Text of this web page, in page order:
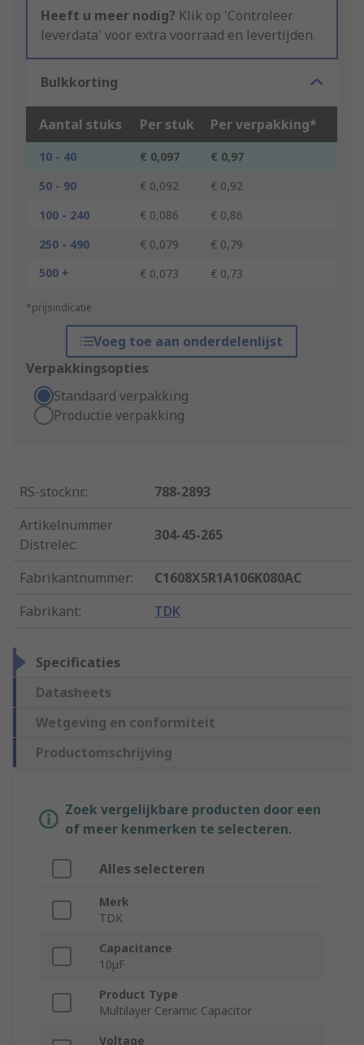
Heeft u meer nodig? Klik op 'Controleer
leverdata' voor extra voorraad en levertijden.
Bulkkorting
Aantal stuks Per stuk Per verpakking*
10 - 40 € 0,097
€ 0,97
50 - 90
€ 0,092
€ 0,92
100 - 240
€ 0,086
€ 0,86
250 - 490
€ 0,079
€ 0,79
500 +
€ 0,073 € 0,73
*prijsindicatie
Voeg toe aan onderdelenlijst
Verpakkingsopties
Standaard verpakking
Productie verpakking
RS-stocknr.:
788-2893
Artikelnummer
Distrelec:
304-45-265
Fabrikantnummer:
C1608X5R1A106K080AC
Fabrikant: TDK
Specificaties
Datasheets
Wetgeving en conformiteit
Productomschrijving
Zoek vergelijkbare producten door een
of meer kenmerken te selecteren.
Alles selecteren
Merk
TDK
Capacitance
10μF
Product Type
Multilayer Ceramic Capacitor
Voltage